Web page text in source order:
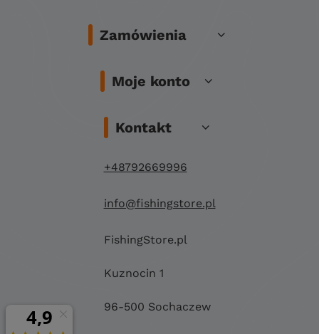
Zamówienia
Moje konto
Kontakt
+48792669996
info@fishingstore.pl
FishingStore.pl
Kuznocin 1
96-500 Sochaczew